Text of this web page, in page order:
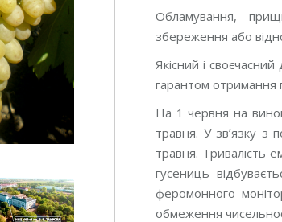
Обламування,
збереження або
Якісний і
гарантом отримання
На 1 червня на
травня. У зв’язку з
травня. Тривалість
гусениць
феромонного
обмеження